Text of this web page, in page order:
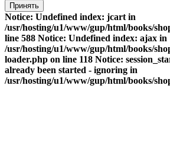
Принять
Notice: Undefined index: jcart in
/usr/hosting/u1/www/gup/html/books/
line 588 Notice: Undefined index: ajax in
/usr/hosting/u1/www/gup/html/books/
loader.php on line 118 Notice:
already been started - ignoring in
/usr/hosting/u1/www/gup/html/books/